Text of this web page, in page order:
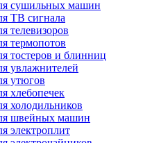
сушильных машин
ТВ сигнала
телевизоров
термопотов
тостеров и блинниц
увлажнителей
утюгов
хлебопечек
холодильников
швейных машин
электроплит